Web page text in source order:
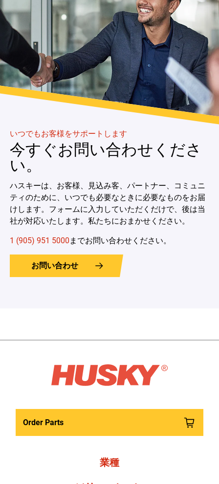
いつでもお客様をサポートします
今すぐお問い合わせくださ
い。
ハスキーは、お客様、見込み客、パートナー、コミュニ
ティのために、いつでも必要なときに必要なものをお届
けします。フォームに入力していただくだけで、後は当
社が対応いたします。私たちにおまかせください。
1 (905) 951 5000 までお問い合わせください。
お問い合わせ
Order Parts
業種